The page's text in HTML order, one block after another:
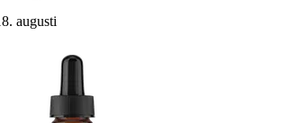
augusti